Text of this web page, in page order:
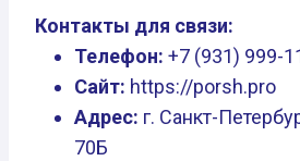
Контакты для связи:
Телефон: +7 (931) 999-
Сайт: https://porsh.pro
Адрес: г. Санкт-
70Б